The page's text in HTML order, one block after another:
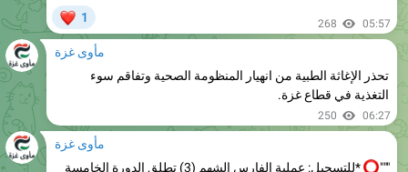
مأوى غزة
تحذر الإغاثة الطبية من انهيار المنظومة الصحية وتفاقم سوء
250 06:27
"""
*للتسجيل: عملية الفارس الشهم (3) تطلق الدورة الخامسة